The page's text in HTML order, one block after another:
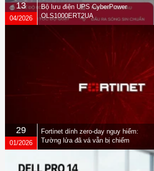
13
04/2026
Bộ lưu điện UPS CyberPower
OLS1000ERT2UA
29
01/2026
Fortinet dính zero-day nguy hiểm:
Tường lửa đã vá vẫn bị chiếm
quyền